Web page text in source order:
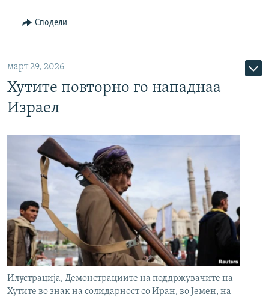
Сподели
март 29, 2026
Хутите повторно го нападнаа
Израел
Илустрација, Демонстрациите на поддржувачите на
Хутите во знак на солидарност со Иран, во Јемен, на